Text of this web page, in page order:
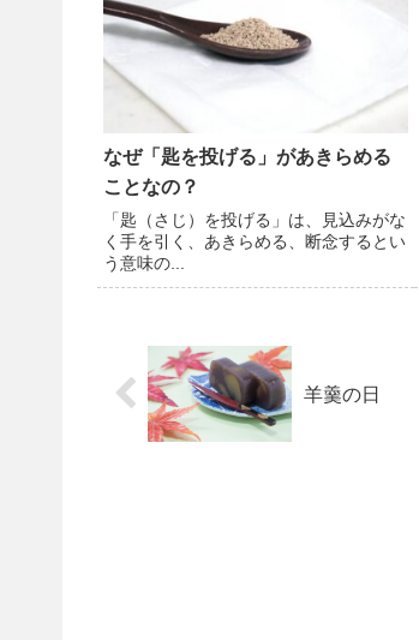
なぜ「匙を投げる」があきらめる
ことなの？
「匙（さじ）を投げる」は、見込みがな
く手を引く、あきらめる、断念するとい
う意味の...
羊羹の日